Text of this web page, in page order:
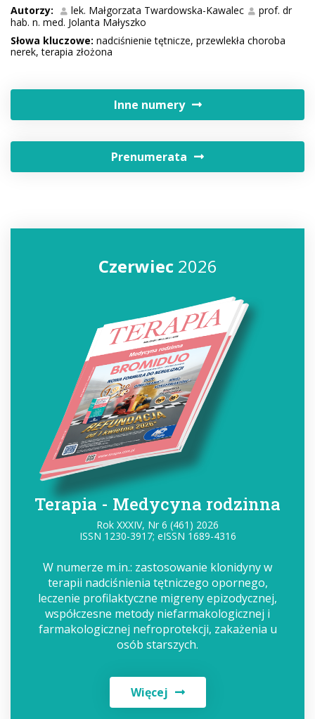
Autorzy: lek. Małgorzata Twardowska-Kawalec
prof. dr
hab. n. med. Jolanta Małyszko
Słowa kluczowe: nadciśnienie tętnicze, przewlekła choroba
nerek, terapia złożona
Inne numery
Prenumerata
Czerwiec2026
Terapia - Medycyna rodzinna
Rok XXXIV, Nr 6 (461) 2026
ISSN 1230-3917; eISSN 1689-4316
W numerze m.in.: zastosowanie klonidyny w
terapii nadciśnienia tętniczego opornego,
leczenie profilaktyczne migreny epizodycznej,
współczesne metody niefarmakologicznej i
farmakologicznej nefroprotekcji, zakażenia u
osób starszych.
Więcej